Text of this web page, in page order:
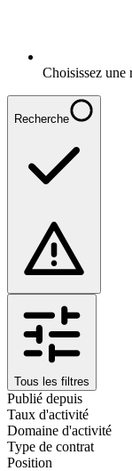
Choisissez une
Recherche
Tous les filtres
Publié depuis
Taux d'activité
Domaine d'activité
Type de contrat
Position